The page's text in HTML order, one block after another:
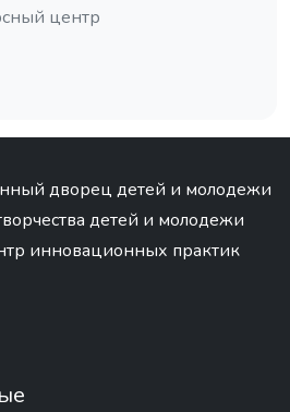
центр
дворец детей и молодежи
детей и молодежи
инновационных практик